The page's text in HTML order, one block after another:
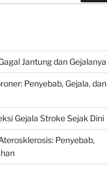
Jantung dan Gejalanya
Penyebab, Gejala, dan
Gejala Stroke Sejak Dini
Penyebab,